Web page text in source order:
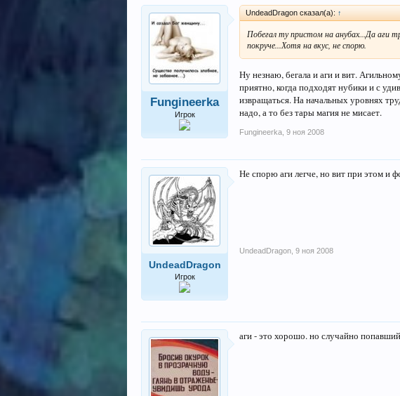
Fungineerka
Игрок
UndeadDragon сказал(а): ↑
Побегал ту пристом на анубах...Да аги
покруче...Хотя на вкус, не спорю.
Ну незнаю, бегала и аги и вит.
приятно, когда подходят нубики и с
извращаться. На начальных уровнях
надо, а то без тары магия не мисает.
Fungineerka 9 ноя 2008
UndeadDragon
Игрок
Не спорю аги легче, но вит при этом и
UndeadDragon 9 ноя 2008
аги - это хорошо. но случайно